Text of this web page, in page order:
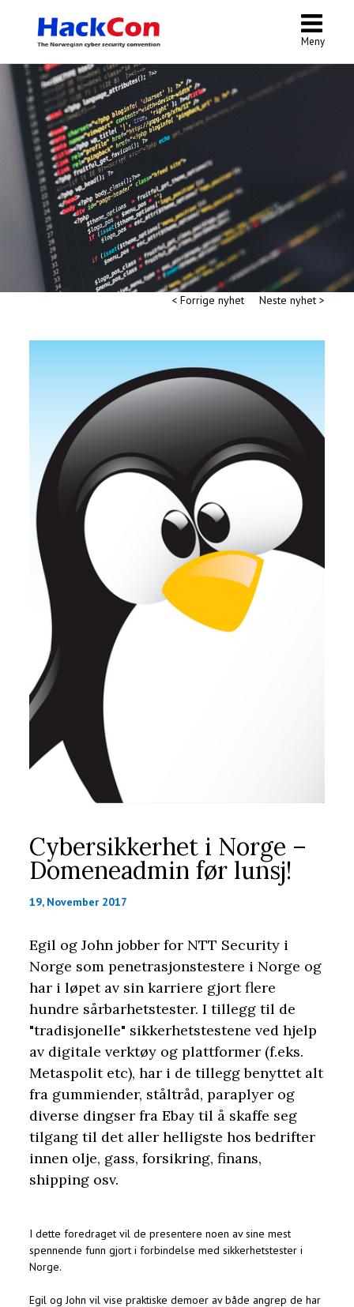
Meny
< Forrige nyhet Neste nyhet >
Cybersikkerhet i Norge –
Domeneadmin før lunsj!
19, November 2017
Egil og John jobber for NTT Security i
Norge som penetrasjonstestere i Norge og
har i løpet av sin karriere gjort flere
hundre sårbarhetstester. I tillegg til de
"tradisjonelle" sikkerhetstestene ved hjelp
av digitale verktøy og plattformer (f.eks.
Metaspolit etc), har i de tillegg benyttet alt
fra gummiender, ståltråd, paraplyer og
diverse dingser fra Ebay til å skaffe seg
tilgang til det aller helligste hos bedrifter
innen olje, gass, forsikring, finans,
shipping osv.
I dette foredraget vil de presentere noen av sine mest
spennende funn gjort i forbindelse med sikkerhetstester i
Norge.
Egil og John vil vise praktiske demoer av både angrep de har